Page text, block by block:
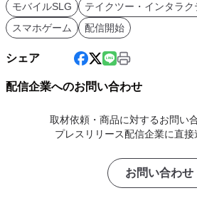
モバイルSLG
テイクツー・インタラ
スマホゲーム
配信開始
シェア
配信企業へのお問い合わせ
取材依頼・商品に対するお問い
プレスリリース配信企業に直接
お問い合わせ